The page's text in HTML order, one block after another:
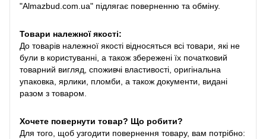
"Almazbud.com.ua" підлягає поверненню та обміну.
Товари належної якості:
До товарів належної якості відносяться всі товари, які не
були в користуванні, а також збережені їх початковий
товарний вигляд, споживчі властивості, оригінальна
упаковка, ярлики, пломби, а також документи, видані
разом з товаром.
Хочете повернути товар? Що робити?
Для того, щоб узгодити повернення товару, вам потрібно: